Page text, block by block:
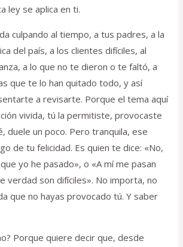
ley se aplica en ti.
culpando al tiempo, a tus padres, a la
del país, a los clientes difíciles, al
a lo que no te dieron o te faltó, a
que te lo han quitado todo, y así
a revisarte. Porque el tema aquí
vivida, tú la permitiste, provocaste
duele un poco. Pero tranquila, ese
de tu felicidad. Es quien te dice: «No,
yo he pasado», o «A mí me pasan
verdad son difíciles». No importa, no
que no hayas provocado tú. Y saber
Porque quiere decir que, desde